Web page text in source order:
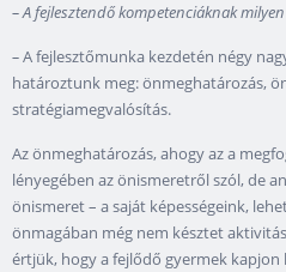
–A fejlesztendő kompetenciáknak
–A fejlesztőmunka kezdetén négy
határoztunk meg: önmeghatározás,
stratégiamegvalósítás.
Az önmeghatározás, ahogy az a
lényegében az önismeretről szól, de
önismeret – a saját képességeink,
önmagában még nem késztet
értjük, hogy a fejlődő gyermek kapjon